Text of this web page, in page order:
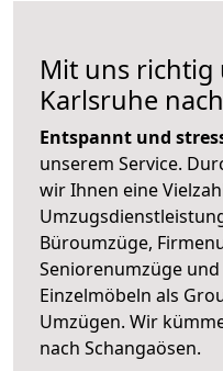
Mit uns richtig
Karlsruhe
Entspannt und
unserem Service.
wir Ihnen eine
Büroumzüge,
Seniorenumzüge
Einzelmöbeln als
Umzügen. Wir
nach Schangaösen.